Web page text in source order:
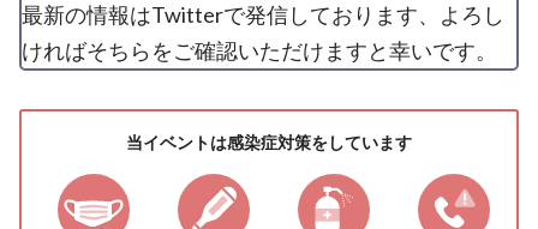
最新の情報はTwitterで発信しております、よろし
ければそちらをご確認いただけますと幸いです。
当イベントは感染症対策をしています